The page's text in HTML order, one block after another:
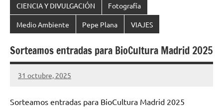
CIENCIA Y DIVULGACIÓN Fotografía
Medio Ambiente Pepe Plana VIAJES
Sorteamos entradas para BioCultura Madrid 2025
31 octubre, 2025
Cuidasdeti
12
Sorteamos entradas para BioCultura Madrid 2025